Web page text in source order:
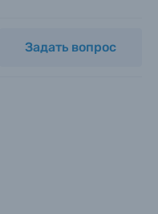
Задать вопрос